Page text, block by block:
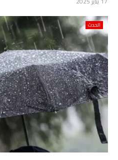
الحدث